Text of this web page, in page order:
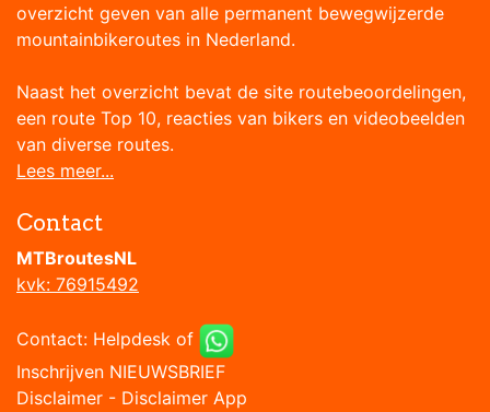
overzicht geven van alle permanent bewegwijzerde
mountainbikeroutes in Nederland.
Naast het overzicht bevat de site routebeoordelingen,
een route Top 10, reacties van bikers en videobeelden
van diverse routes.
Lees meer...
Contact
MTBroutesNL
kvk: 76915492
Contact: Helpdesk of
Inschrijven NIEUWSBRIEF
Disclaimer - Disclaimer App